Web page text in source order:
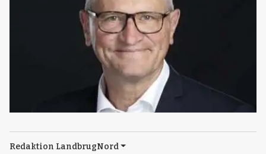
Redaktion LandbrugNord